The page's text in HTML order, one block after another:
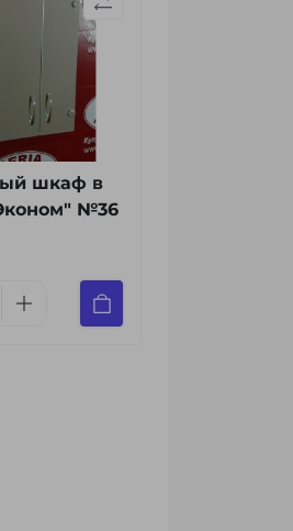
шкаф в
№36